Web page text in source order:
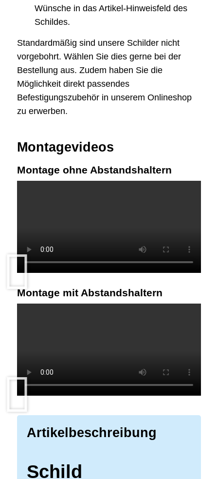
Wünsche in das Artikel-Hinweisfeld des
Schildes.
Standardmäßig sind unsere Schilder nicht
vorgebohrt. Wählen Sie dies gerne bei der
Bestellung aus. Zudem haben Sie die
Möglichkeit direkt passendes
Befestigungszubehör in unserem Onlineshop
zu erwerben.
Montagevideos
Montage ohne Abstandshaltern
Montage mit Abstandshaltern
Artikelbeschreibung
Schild